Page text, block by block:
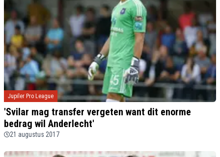
Jupiler Pro League
'Svilar mag transfer vergeten want dit enorme
bedrag wil Anderlecht'
21 augustus 2017